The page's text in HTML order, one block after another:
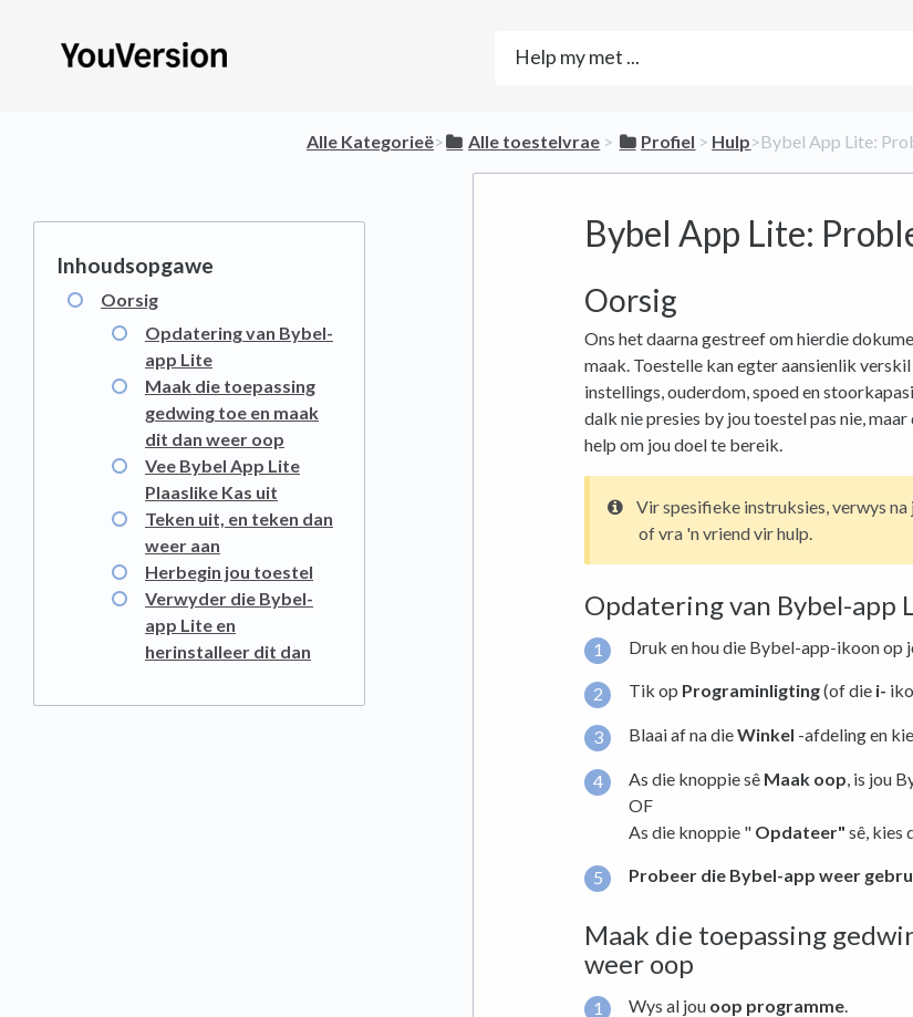
Alle Kategorieë​>​ ​Alle toestelvrae ​ > ​ ​Profiel ​ > ​ ​Hulp​>​ Bybel App Lite:
Bybel App Lite:
Oorsig
Opdatering van Bybel-
app Lite
Maak die toepassing
gedwing toe en maak
dit dan weer oop
Vee Bybel App Lite
Plaaslike Kas uit
Teken uit, en teken dan
weer aan
Herbegin jou toestel
Verwyder die Bybel-
app Lite en
herinstalleer dit dan
Oorsig
Ons het daarna gestreef om hierdie
maak. Toestelle kan egter aansienlik
instellings, ouderdom, spoed en
dalk nie presies by jou toestel pas nie,
help om jou doel te bereik.
Vir spesifieke instruksies, verwys
of vra 'n vriend vir hulp.
Opdatering van Bybel-app
Druk en hou die Bybel-app-ikoon op
Tik op Programinligting(of die i-
Blaai af na dieWinkel -afdeling en
As die knoppie sê Maak oop , is jou
OF
As die knoppie " Opdateer" sê, kies
Probeer die Bybel-app weer
Maak die toepassing
weer oop
Wys al jou oop programme